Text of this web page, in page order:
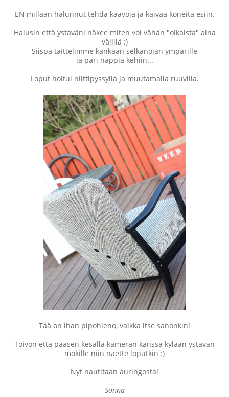
EN millään halunnut tehdä kaavoja ja kaivaa koneita esiin.
Halusin että ystäväni näkee miten voi vähän "oikaista" aina
välillä :)
Siispä taittelimme kankaan selkänojan ympärille
ja pari nappia kehiin...
Loput hoitui niittipyssyllä ja muutamalla ruuvilla.
Tää on ihan pipohieno, vaikka itse sanonkin!
Toivon että pääsen kesällä kameran kanssa kylään ystävän
mökille niin näette loputkin :)
Nyt nautitaan auringosta!
Sanna